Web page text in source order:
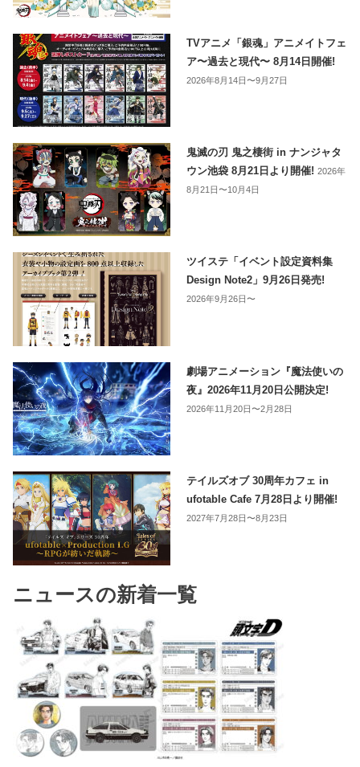
TVアニメ「銀魂」アニメイトフェ
ア〜過去と現代〜 8月14日開催!
2026年8月14日〜9月27日
鬼滅の刃 鬼之棲街 in ナンジャタ
ウン池袋 8月21日より開催!2026年
8月21日〜10月4日
ツイステ「イベント設定資料集
Design Note2」9月26日発売!
2026年9月26日〜
劇場アニメーション『魔法使いの
夜』2026年11月20日公開決定!
2026年11月20日〜2月28日
テイルズオブ 30周年カフェ in
ufotable Cafe 7月28日より開催!
2027年7月28日〜8月23日
ニュースの新着一覧